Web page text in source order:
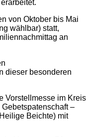
von Oktober bis Mai
wählbar) statt,
an
dieser besonderen
Vorstellmesse im Kreis
–
Beichte) mit